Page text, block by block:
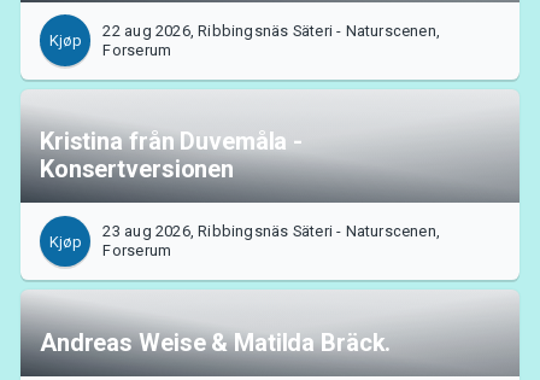
Om Tickster
Kjøp
22 aug 2026, Ribbingsnäs Säteri - Naturscenen,
Forserum
Kristina från Duvemåla -
Konsertversionen
Kjøp
23 aug 2026, Ribbingsnäs Säteri - Naturscenen,
Forserum
Andreas Weise & Matilda Bräck.